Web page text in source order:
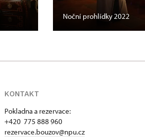
Noční prohlídky 2022
KONTAKT
Pokladna a rezervace:
+420 775 888 960
rezervace.bouzov@npu.cz